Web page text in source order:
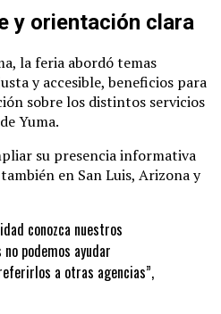
y orientación clara
la feria abordó temas
y accesible, beneficios para
sobre los distintos servicios
Yuma.
su presencia informativa
en San Luis, Arizona y
conozca nuestros
podemos ayudar
a otras agencias”,